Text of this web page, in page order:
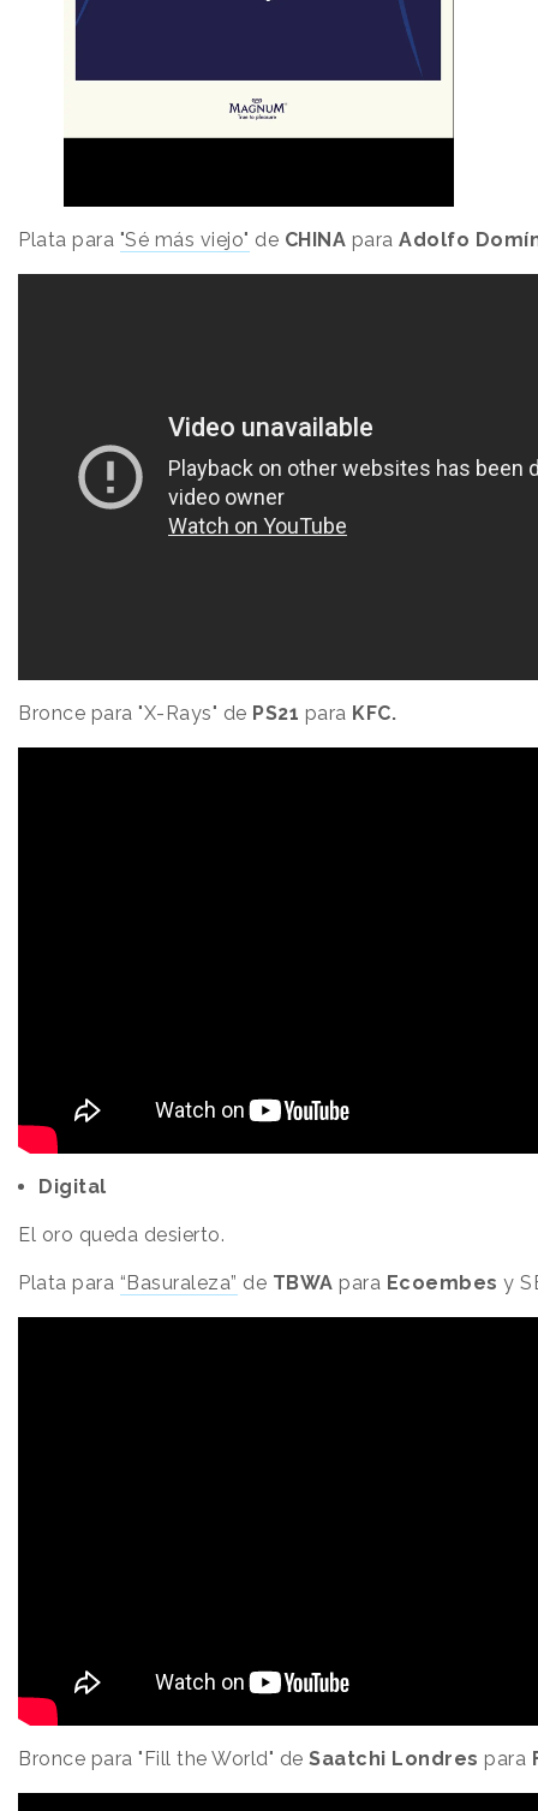
Plata para "Sé más viejo" de CHINA para Adolfo
Bronce para "X-Rays" de PS21 para KFC.
Digital
El oro queda desierto.
Plata para “Basuraleza” de TBWA para Ecoembes y
Bronce para "Fill the World" de Saatchi Londres para